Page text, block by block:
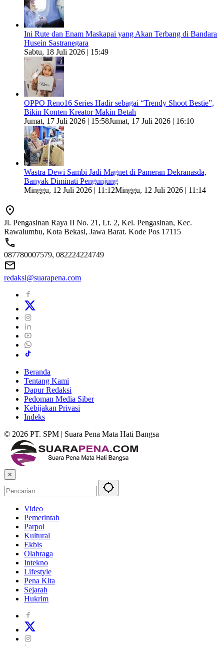
Ini Rute dan Enam Maskapai yang Akan Terbang di Bandara
Husein Sastranegara
Sabtu, 18 Juli 2026 | 15:49
OPPO Reno16 Series Hadir sebagai “Trendy Shoot Bestie”,
Bikin Konten Kreator Makin Betah
Jumat, 17 Juli 2026 | 15:58Jumat, 17 Juli 2026 | 16:10
Wastra Dewi Sambi Jadi Magnet di Pameran Dekranasda,
Banyak Diminati Pengunjung
Minggu, 12 Juli 2026 | 11:12Minggu, 12 Juli 2026 | 11:14
Jl. Pengasinan Raya II No. 21, Lt. 2, Kel. Pengasinan, Kec.
Rawalumbu, Kota Bekasi, Jawa Barat. Kode Pos 17115
087780007579, 082224224749
redaksi@suarapena.com
Beranda
Tentang Kami
Dapur Redaksi
Pedoman Media Siber
Kebijakan Privasi
Indeks
© 2026 PT. SPM | Suara Pena Mata Hati Bangsa
×
Video
Pemerintah
Parpol
Kultural
Ekbis
Olahraga
Intekno
Lifestyle
Pena Kita
Sejarah
Hukrim